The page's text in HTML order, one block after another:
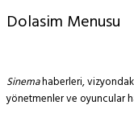
Dolasim Menusu
Sinemahaberleri,
yönetmenler ve oyuncular